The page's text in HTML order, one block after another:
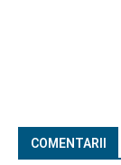
COMENTARII